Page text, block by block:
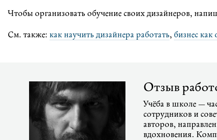
Чтобы организовать обучение своих дизайнеров,
См. также: как научить дизайнера работать, бизнес как
Отзыв
Учёба в школе —
сотрудников и
авторов,
вдохновения.